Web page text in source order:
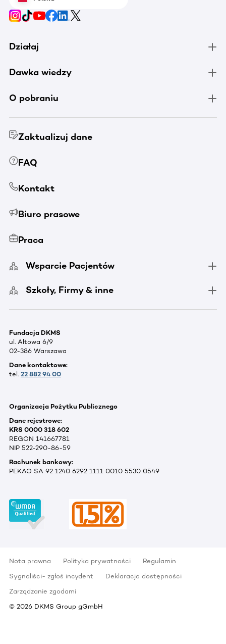
Działaj
Dawka wiedzy
O pobraniu
Zaktualizuj dane
FAQ
Kontakt
Biuro prasowe
Praca
Wsparcie Pacjentów
Szkoły, Firmy & inne
Fundacja DKMS
ul. Altowa 6/9
02-386 Warszawa
Dane kontaktowe:
tel. 22 882 94 00
Organizacja Pożytku Publicznego
Dane rejestrowe:
KRS 0000 318 602
REGON 141667781
NIP 522-290-86-59
Rachunek bankowy:
PEKAO SA 92 1240 6292 1111 0010 5530 0549
Nota prawna Polityka prywatności
Regulamin
Sygnaliści- zgłoś incydent
Deklaracja dostępności
Zarządzanie zgodami
© 2026 DKMS Group gGmbH